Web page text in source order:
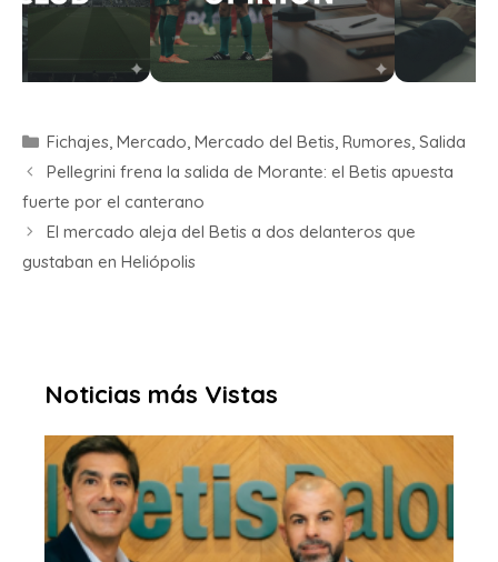
Fichajes Mercado Mercado del Betis Rumores Salida
Pellegrini frena la salida de Morante: el Betis apuesta
fuerte por el canterano
El mercado aleja del Betis a dos delanteros que
gustaban en Heliópolis
Noticias más Vistas